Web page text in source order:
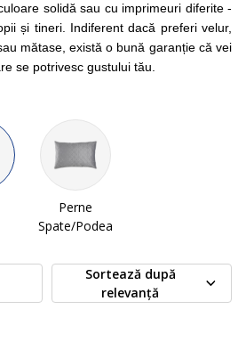
solidă sau cu imprimeuri diferite -
și tineri. Indiferent dacă preferi velur,
mătase, există o bună garanție că vei
se potrivesc gustului tău.
Perne
Spate/Podea
Sortează după
relevanță